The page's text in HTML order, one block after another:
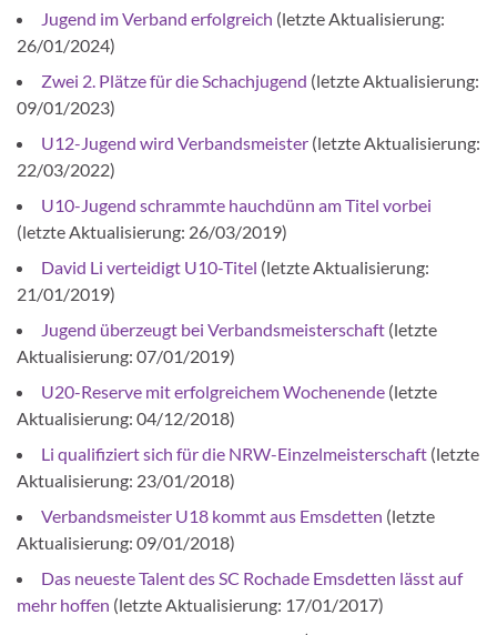
Jugend im Verband erfolgreich (letzte Aktualisierung:
26/01/2024)
Zwei 2. Plätze für die Schachjugend (letzte Aktualisierung:
09/01/2023)
U12-Jugend wird Verbandsmeister (letzte Aktualisierung:
22/03/2022)
U10-Jugend schrammte hauchdünn am Titel vorbei
(letzte Aktualisierung: 26/03/2019)
David Li verteidigt U10-Titel (letzte Aktualisierung:
21/01/2019)
Jugend überzeugt bei Verbandsmeisterschaft (letzte
Aktualisierung: 07/01/2019)
U20-Reserve mit erfolgreichem Wochenende (letzte
Aktualisierung: 04/12/2018)
Li qualifiziert sich für die NRW-Einzelmeisterschaft (letzte
Aktualisierung: 23/01/2018)
Verbandsmeister U18 kommt aus Emsdetten (letzte
Aktualisierung: 09/01/2018)
Das neueste Talent des SC Rochade Emsdetten lässt auf
mehr hoffen (letzte Aktualisierung: 17/01/2017)